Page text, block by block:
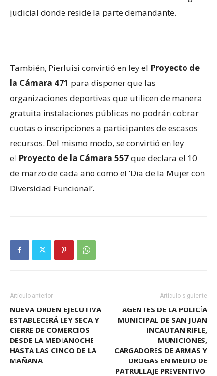
judicial donde reside la parte demandante.
También, Pierluisi convirtió en ley el Proyecto de
la Cámara 471 para disponer que las
organizaciones deportivas que utilicen de manera
gratuita instalaciones públicas no podrán cobrar
cuotas o inscripciones a participantes de escasos
recursos. Del mismo modo, se convirtió en ley
el Proyecto de la Cámara 557que declara el 10
de marzo de cada año como el ‘Día de la Mujer con
Diversidad Funcional’.
Artículo anterior
NUEVA ORDEN EJECUTIVA
ESTABLECERÁ LEY SECA Y
CIERRE DE COMERCIOS
DESDE LA MEDIANOCHE
HASTA LAS CINCO DE LA
MAÑANA
Artículo siguiente
AGENTES DE LA POLICÍA
MUNICIPAL DE SAN JUAN
INCAUTAN RIFLE,
MUNICIONES,
CARGADORES DE ARMAS Y
DROGAS EN MEDIO DE
PATRULLAJE PREVENTIVO